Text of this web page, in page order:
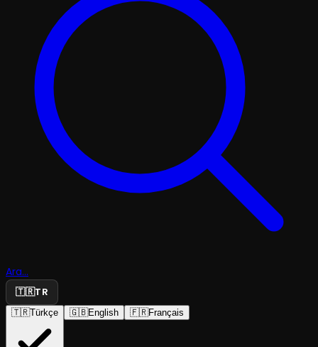
Ara...
🇹🇷TR
🇹🇷Türkçe 🇬🇧English 🇫🇷Français